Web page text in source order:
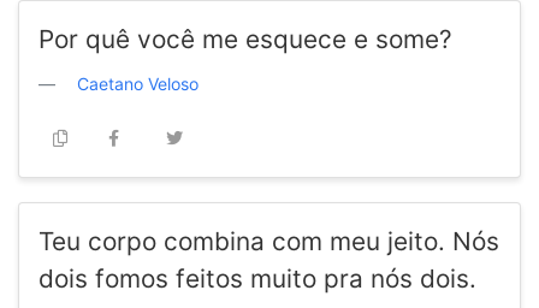
Por quê você me esquece e some?
Caetano Veloso
Teu corpo combina com meu jeito. Nós
dois fomos feitos muito pra nós dois.